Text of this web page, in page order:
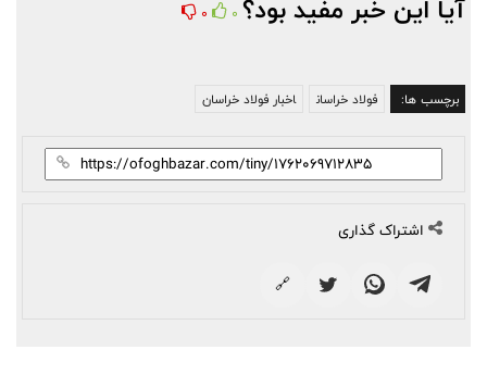
آیا این خبر مفید بود؟ 0
0
برچسب ها: فولاد خراسان اخبار فولاد خراسان
اشتراک گذاری
🔗